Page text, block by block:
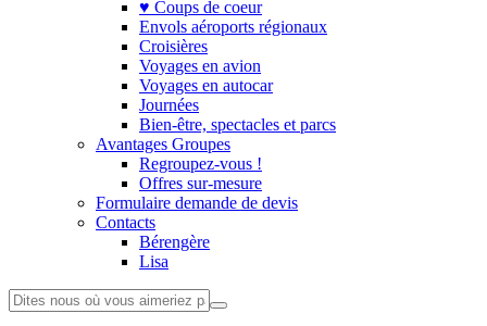
♥ Coups de coeur
Envols aéroports régionaux
Croisières
Voyages en avion
Voyages en autocar
Journées
Bien-être, spectacles et parcs
Avantages Groupes
Regroupez-vous !
Offres sur-mesure
Formulaire demande de devis
Contacts
Bérengère
Lisa